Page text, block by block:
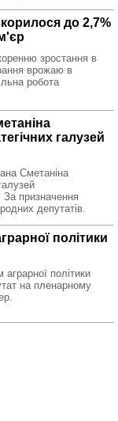
до 2,7%
зростання в
врожаю в
робота
галузей
Сметаніна
За призначення
депутатів.
політики
політики
на пленарному